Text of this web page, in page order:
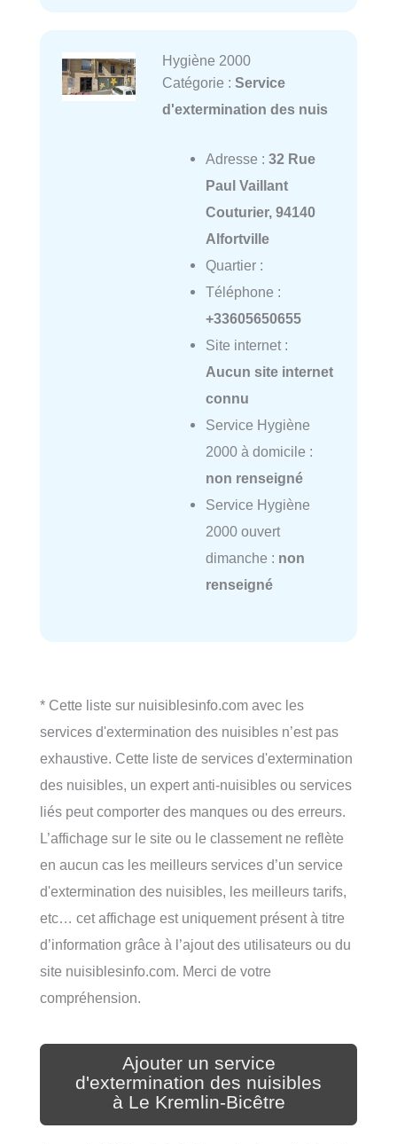
Hygiène 2000
Catégorie : Service
d'extermination des nuis
Adresse : 32 Rue
Paul Vaillant
Couturier, 94140
Alfortville
Quartier :
Téléphone :
+33605650655
Site internet :
Aucun site internet
connu
Service Hygiène
2000 à domicile :
non renseigné
Service Hygiène
2000 ouvert
dimanche : non
renseigné
* Cette liste sur nuisiblesinfo.com avec les
services d'extermination des nuisibles n’est pas
exhaustive. Cette liste de services d'extermination
des nuisibles, un expert anti-nuisibles ou services
liés peut comporter des manques ou des erreurs.
L’affichage sur le site ou le classement ne reflète
en aucun cas les meilleurs services d’un service
d'extermination des nuisibles, les meilleurs tarifs,
etc… cet affichage est uniquement présent à titre
d’information grâce à l’ajout des utilisateurs ou du
site nuisiblesinfo.com. Merci de votre
compréhension.
Ajouter un service
d'extermination des nuisibles
à Le Kremlin-Bicêtre